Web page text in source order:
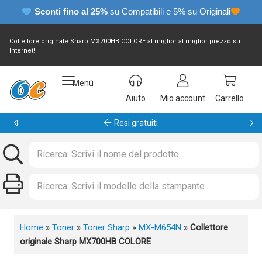
Sconti fino al 25% su Compatibili e 5% su Originali
Collettore originale Sharp MX700HB COLORE al miglior al miglior prezzo su
Internet!
Menù
Aiuto
Mio account Carrello
Garanzia 24 mesi
Home » Toner » Toner Sharp » MX-M654N » Collettore
originale Sharp MX700HB COLORE